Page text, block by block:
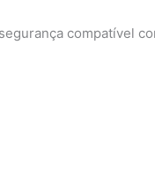
compatível